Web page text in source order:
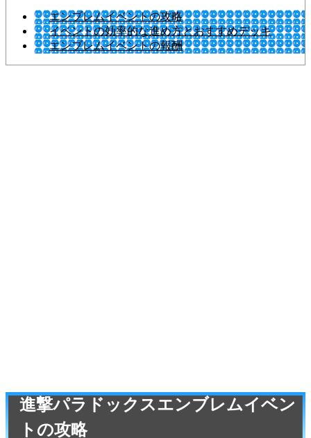
エンブレムイベントの攻略
イベントの効率的な進め方とおすすめデッキ
エンブレムイベントの報酬
進撃パラドックスエンブレムイベン
トの攻略